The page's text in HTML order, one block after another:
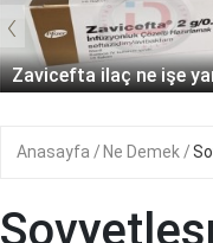
Zavicefta ilaç ne işe
‹
Anasayfa Ne Demek